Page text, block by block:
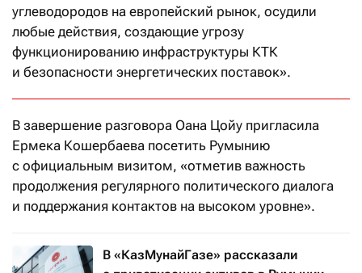
углеводородов на европейский рынок, осудили
любые действия, создающие угрозу
функционированию инфраструктуры КТК
и безопасности энергетических поставок».
В завершение разговора Оана Цойу пригласила
Ермека Кошербаева посетить Румынию
с официальным визитом, «отметив важность
продолжения регулярного политического диалога
и поддержания контактов на высоком уровне».
В «КазМунайГазе» рассказали